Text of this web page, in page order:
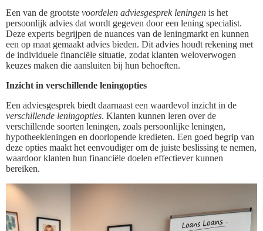
Een van de grootste voordelen adviesgesprek leningen is het
persoonlijk advies dat wordt gegeven door een lening specialist.
Deze experts begrijpen de nuances van de leningmarkt en kunnen
een op maat gemaakt advies bieden. Dit advies houdt rekening met
de individuele financiële situatie, zodat klanten weloverwogen
keuzes maken die aansluiten bij hun behoeften.
Inzicht in verschillende leningopties
Een adviesgesprek biedt daarnaast een waardevol inzicht in de
verschillende leningopties. Klanten kunnen leren over de
verschillende soorten leningen, zoals persoonlijke leningen,
hypotheekleningen en doorlopende kredieten. Een goed begrip van
deze opties maakt het eenvoudiger om de juiste beslissing te nemen,
waardoor klanten hun financiële doelen effectiever kunnen
bereiken.